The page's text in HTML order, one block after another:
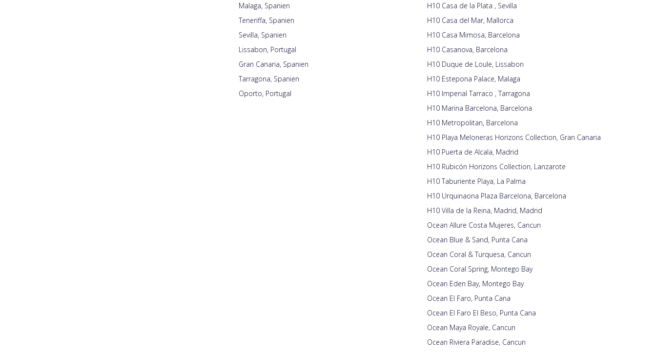
Malaga, Spanien
Teneriffa, Spanien
Sevilla, Spanien
Lissabon, Portugal
Gran Canaria, Spanien
Tarragona, Spanien
Oporto, Portugal
H10 Casa de la Plata , Sevilla
H10 Casa del Mar, Mallorca
H10 Casa Mimosa, Barcelona
H10 Casanova, Barcelona
H10 Duque de Loule, Lissabon
H10 Estepona Palace, Malaga
H10 Imperial Tarraco , Tarragona
H10 Marina Barcelona, Barcelona
H10 Metropolitan, Barcelona
H10 Playa Meloneras Horizons Collection, Gran Canaria
H10 Puerta de Alcala, Madrid
H10 Rubicón Horizons Collection, Lanzarote
H10 Taburiente Playa, La Palma
H10 Urquinaona Plaza Barcelona, Barcelona
H10 Villa de la Reina, Madrid, Madrid
Ocean Allure Costa Mujeres, Cancun
Ocean Blue & Sand, Punta Cana
Ocean Coral & Turquesa, Cancun
Ocean Coral Spring, Montego Bay
Ocean Eden Bay, Montego Bay
Ocean El Faro, Punta Cana
Ocean El Faro El Beso, Punta Cana
Ocean Maya Royale, Cancun
Ocean Riviera Paradise, Cancun